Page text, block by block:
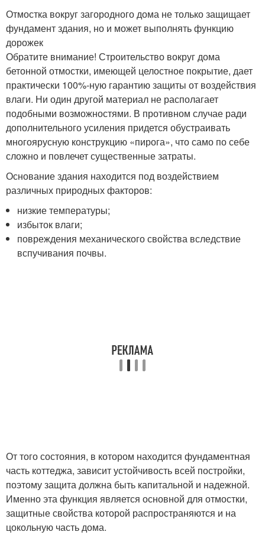
Отмостка вокруг загородного дома не только защищает
фундамент здания, но и может выполнять функцию
дорожек
Обратите внимание! Строительство вокруг дома
бетонной отмостки, имеющей целостное покрытие, дает
практически 100%-ную гарантию защиты от воздействия
влаги. Ни один другой материал не располагает
подобными возможностями. В противном случае ради
дополнительного усиления придется обустраивать
многоярусную конструкцию «пирога», что само по себе
сложно и повлечет существенные затраты.
Основание здания находится под воздействием
различных природных факторов:
низкие температуры;
избыток влаги;
повреждения механического свойства вследствие
вспучивания почвы.
От того состояния, в котором находится фундаментная
часть коттеджа, зависит устойчивость всей постройки,
поэтому защита должна быть капитальной и надежной.
Именно эта функция является основной для отмостки,
защитные свойства которой распространяются и на
цокольную часть дома.